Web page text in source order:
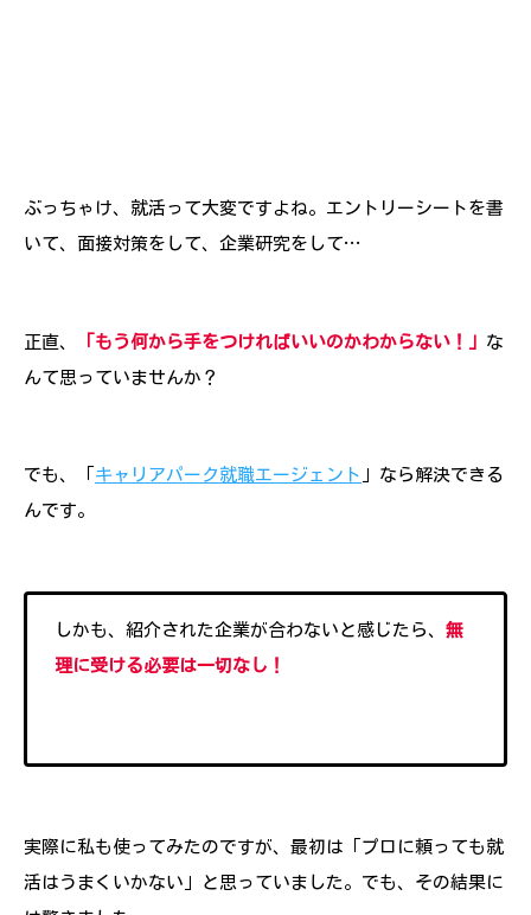
ぶっちゃけ、就活って大変ですよね。エントリーシートを書
いて、面接対策をして、企業研究をして…
正直、 「もう何から手をつければいいのかわからない！」 な
んて思っていませんか？
でも、「 キャリアパーク就職エージェント
」なら解決できる
んです。
しかも、紹介された企業が合わないと感じたら、 無
理に受ける必要は一切なし！
実際に私も使ってみたのですが、最初は「プロに頼っても就
活はうまくいかない」と思っていました。でも、その結果に